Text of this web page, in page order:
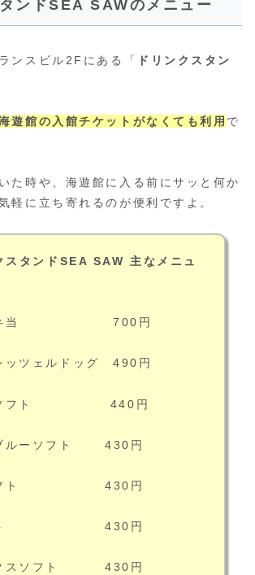
ンドSEA SAWのメニュー
ンスビル2Fにある「 ドリンクスタン
遊館の入館チケットがなくても利用 で
た時や、海遊館に入る前にサッと何か
軽に立ち寄れるのが便利ですよ。
スタンドSEA SAW 主なメニュ
エ弁当 700円
ッツェルドッグ 490円
ソフト 440円
ルーソフト 430円
ソフト 430円
フト 430円
クスソフト 430円